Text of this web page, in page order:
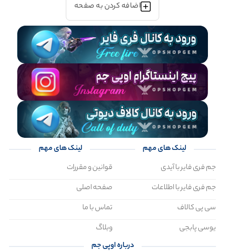
اضافه کردن به صفحه
لینک های مهم
جم فری فایر با آیدی
جم فری فایر با اطلاعات
سی پی کالاف
یوسی پابجی
لینک های مهم
قوانین و مقررات
صفحه اصلی
تماس با ما
وبلاگ
درباره اوپی جم